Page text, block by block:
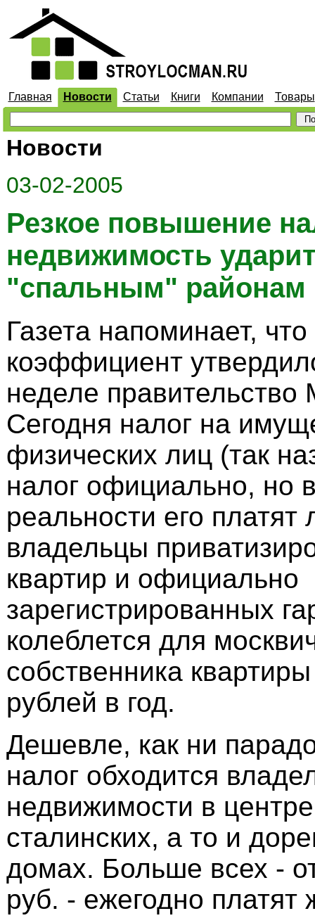
Главная Новости Статьи Книги Компании Товары
Новости
03-02-2005
Резкое повышение
недвижимость
"спальным" районам
Газета напоминает,
коэффициент
неделе правительство
Сегодня налог на
физических лиц (так
налог официально, но
реальности его платят
владельцы
квартир и официально
зарегистрированных
колеблется для
собственника
рублей в год.
Дешевле, как ни
налог обходится
недвижимости в
сталинских, а то и
домах. Больше всех -
руб. - ежегодно платят